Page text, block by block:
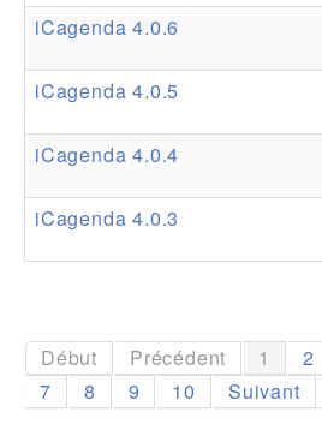
iCagenda 4.0.6
iCagenda 4.0.5
iCagenda 4.0.4
iCagenda 4.0.3
Début Précédent 1 2
7
8 9 10 Suivant